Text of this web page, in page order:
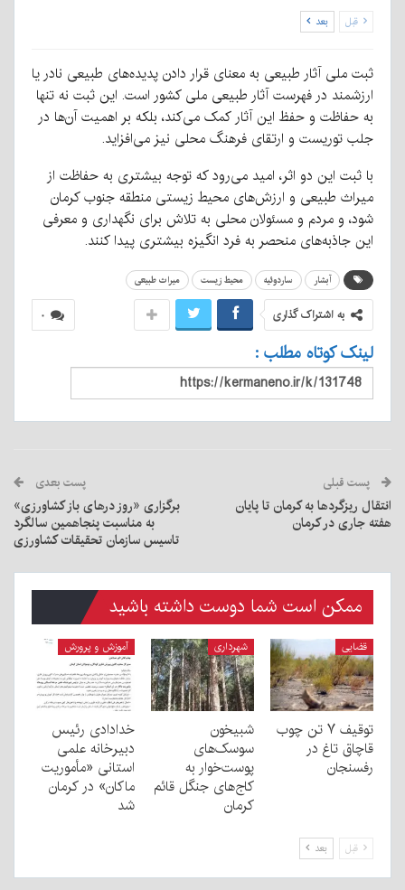
قبل بعد
ثبت ملی آثار طبیعی به معنای قرار دادن پدیده‌های طبیعی نادر یا
ارزشمند در فهرست آثار طبیعی ملی کشور است. این ثبت نه تنها
به حفاظت و حفظ این آثار کمک می‌کند، بلکه بر اهمیت آن‌ها در
جلب توریست و ارتقای فرهنگ محلی نیز می‌افزاید.
با ثبت این دو اثر، امید می‌رود که توجه بیشتری به حفاظت از
میراث طبیعی و ارزش‌های محیط زیستی منطقه جنوب کرمان
شود، و مردم و مسئولان محلی به تلاش برای نگهداری و معرفی
این جاذبه‌های منحصر به فرد انگیزه‌ بیشتری پیدا کنند.
آبشار ساردوئیه محیط زیست میراث طبیعی
۰ به اشتراک گذاری
لینک کوتاه مطلب :
پست قبلی
انتقال ریزگردها به کرمان تا پایان
هفته جاری در کرمان
پست بعدی
برگزاری «روز درهای باز کشاورزی»
به مناسبت پنجاهمین سالگرد
تاسیس سازمان تحقیقات کشاورزی
ممکن است شما دوست داشته باشید
قضایی
توقیف ۷ تن چوب
قاچاق تاغ در
رفسنجان
شهرداری
شبیخون
سوسک‌های
پوست‌خوار به
کاج‌های جنگل قائم
کرمان
آموزش و پرورش
خدادادی رئیس
دبیرخانه علمی
استانی «مأموریت
ماکان» در کرمان
شد
قبل بعد